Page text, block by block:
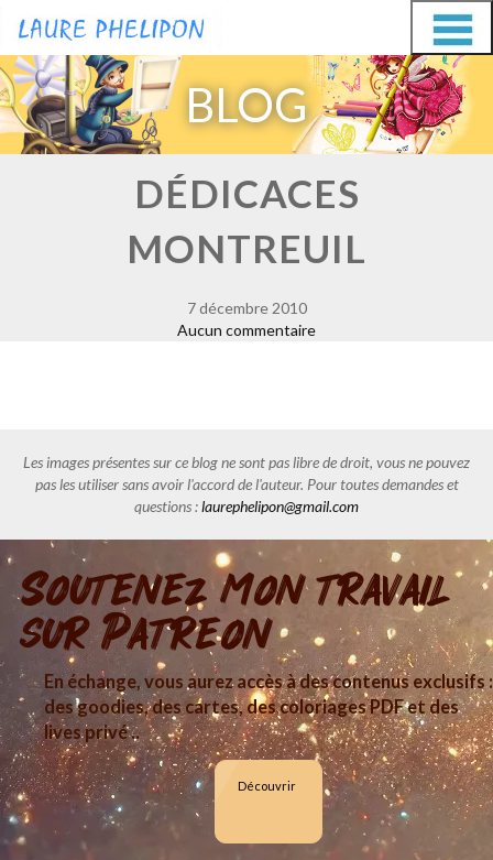
Aller
au
contenu
Aller
au
contenu
BLOG
DÉDICACES
MONTREUIL
7 décembre 2010
Aucun commentaire
Les images présentes sur ce blog ne sont pas libre de droit, vous ne pouvez
pas les utiliser sans avoir l'accord de l'auteur. Pour toutes demandes et
questions :laurephelipon@gmail.com
Soutenez mon travail
sur Patreon
En échange, vous aurez accès à des contenus exclusifs :
des goodies, des cartes, des coloriages PDF et des
lives privé ..
Découvrir